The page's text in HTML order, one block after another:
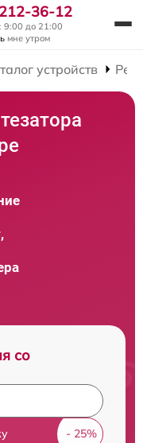
36-12
9:00 до 21:00
мне утром
устройств
со